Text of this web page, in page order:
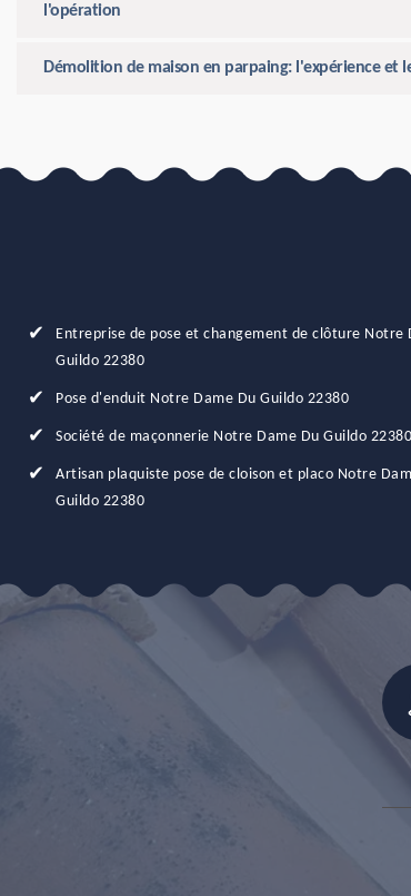
l'opération
Démolition de maison en parpaing: l'expérience et
Entreprise de pose et changement de clôture Notre
Guildo 22380
Pose d'enduit Notre Dame Du Guildo 22380
Société de maçonnerie Notre Dame Du Guildo 22380
Artisan plaquiste pose de cloison et placo Notre
Guildo 22380